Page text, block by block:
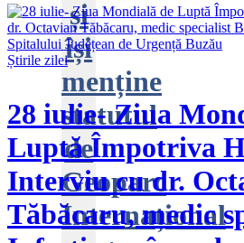
și
își
menține
statutul
de
Geoparc
Internațional
Știrile zilei
28 iulie- Ziua
Luptă Împotriva
Interviu cu dr.
Tăbăcaru, medic